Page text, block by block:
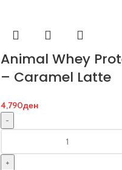
Animal Whey
– Caramel Latte
4,790ден